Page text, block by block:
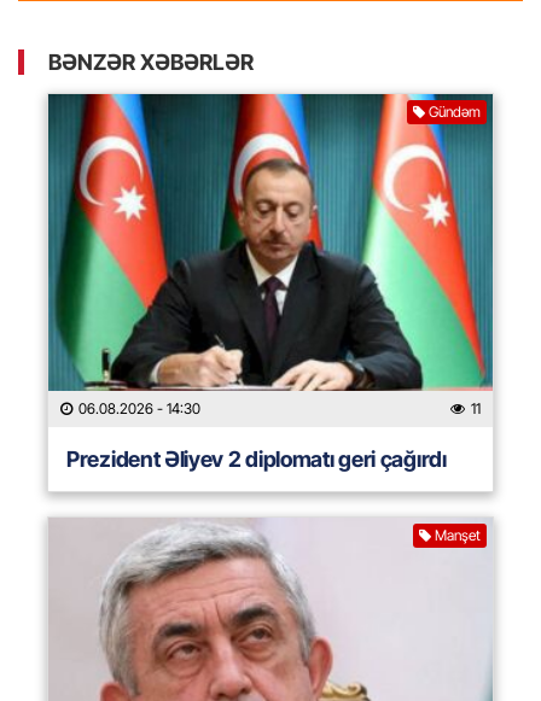
BƏNZƏR XƏBƏRLƏR
Gündəm
06.08.2026 - 14:30 11
Prezident Əliyev 2 diplomatı geri çağırdı
Manşet